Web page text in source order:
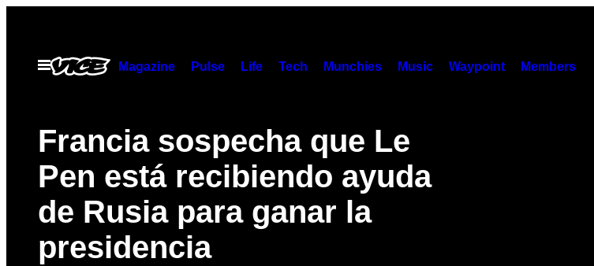
contenido
Abrir
Menú
Magazine Pulse Life Tech Munchies Music Waypoint Members
Francia sospecha que Le
Pen está recibiendo ayuda
de Rusia para ganar la
presidencia